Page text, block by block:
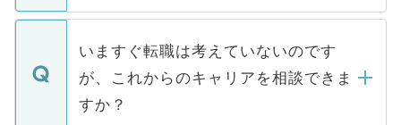
関を公にしてしまうと、応募が殺到する場
に、医療機関が求める条件に合った人材の
みを人材紹介会社に依頼するケースが増え
ています。
定を承諾する必要はありません。内定先へ
の辞退の連絡はキャリアパートナーが行い
ますので、ご安心ください。
個人情報が漏えいすることはありませんの
で、ご安心ください。当サイトからの登録
などで収集したご登録者様の個人情報は、
ご本人のキャリアアップおよび転職活動の
支援を目的に使用いたします。お預かりし
いますぐ転職は考えていないのです
が、これからのキャリアを相談できま
すか？